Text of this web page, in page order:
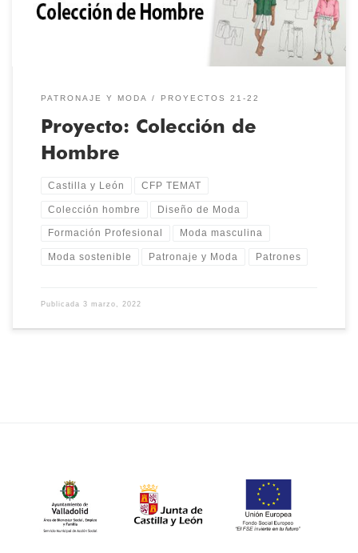
PATRONAJE Y MODA PROYECTOS 21-22
Proyecto: Colección de
Hombre
Castilla y León CFP TEMAT
Colección hombre Diseño de Moda
Formación Profesional Moda masculina
Moda sostenible Patronaje y Moda Patrones
Publicada 3 marzo, 2022